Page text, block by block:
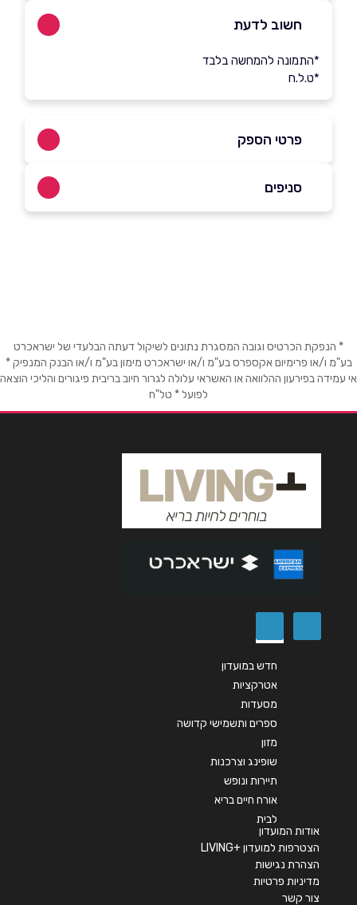
חשוב לדעת
*התמונה להמחשה בלבד
*ט.ל.ח
פרטי הספק
בפייסבוק
טלפון*
אנא חזרו אלי בקשר ל...
סניפים
* הנפקת הכרטיס וגובה המסגרת נתונים לשיקול דעתה הבלעדי של ישראכרט
בע"מ ו/או פרימיום אקספרס בע"מ ו/או ישראכרט מימון בע"מ ו/או הבנק המנפיק *
אי עמידה בפירעון ההלוואה או האשראי עלולה לגרור חיוב בריבית פיגורים והליכי הוצאה
לפועל * טל"ח
חדש במועדון
אטרקציות
מסעדות
ספרים ותשמישי קדושה
מזון
שופינג וצרכנות
תיירות ונופש
אורח חיים בריא
לבית
אודות המועדון
הצטרפות למועדון +LIVING
הצהרת נגישות
מדיניות פרטיות
צור קשר